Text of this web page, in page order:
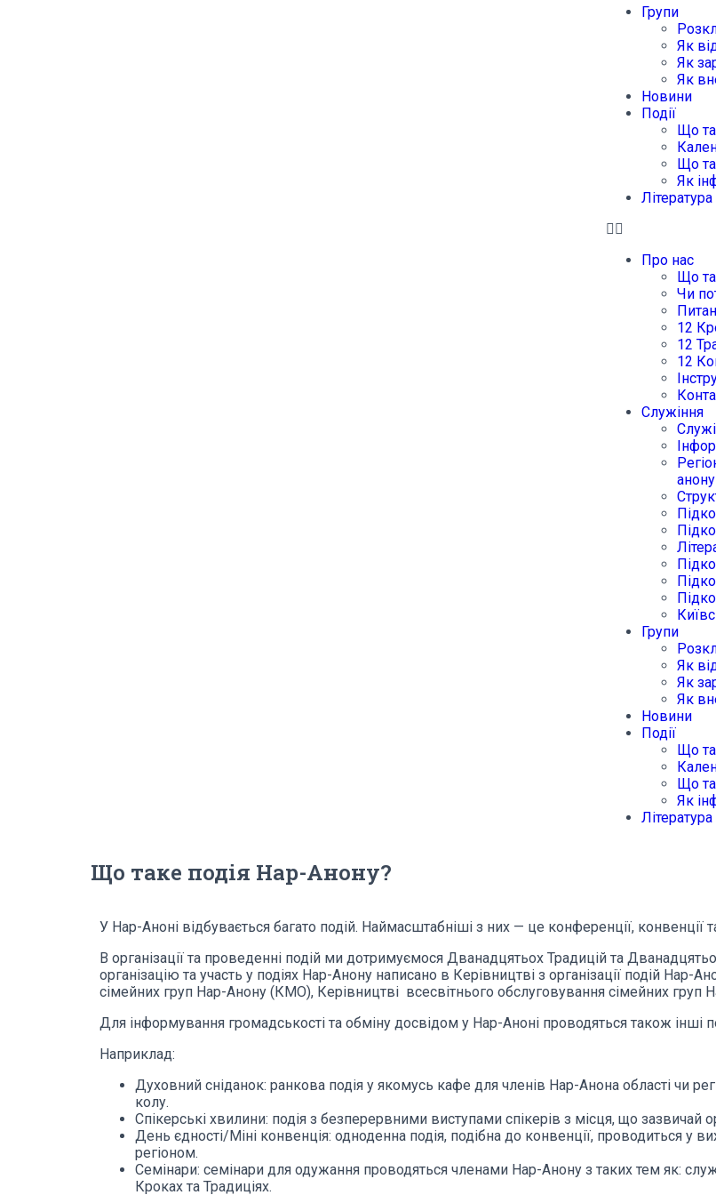
Групи
Як
Як
Як
Новини
Події
Що
Що
Як
Література
Про нас
Що
Чи
12
12
12
Служіння
Групи
Як
Як
Як
Новини
Події
Що
Що
Як
Література
Що таке подія Нар-Анону?
У Нар-Аноні відбувається багато подій. Наймасштабніші з них — це конференції, конвенції
В організації та проведенні подій ми дотримуємося Дванадцятьох Традицій та
організацію та участь у подіях Нар-Анону написано в Керівництві з організації подій
сімейних груп Нар-Анону (КМО), Керівництві всесвітнього обслуговування сімейних груп
Для інформування громадськості та обміну досвідом у Нар-Аноні проводяться також інші
Наприклад:
Духовний сніданок: ранкова подія у якомусь кафе для членів Нар-Анона області чи
колу.
Спікерські хвилини: подія з безперервними виступами спікерів з місця, що зазвичай
День єдності/Міні конвенція: одноденна подія, подібна до конвенції, проводиться у
регіоном.
Семінари: семінари для одужання проводяться членами Нар-Анону з таких тем як:
Кроках та Традиціях.